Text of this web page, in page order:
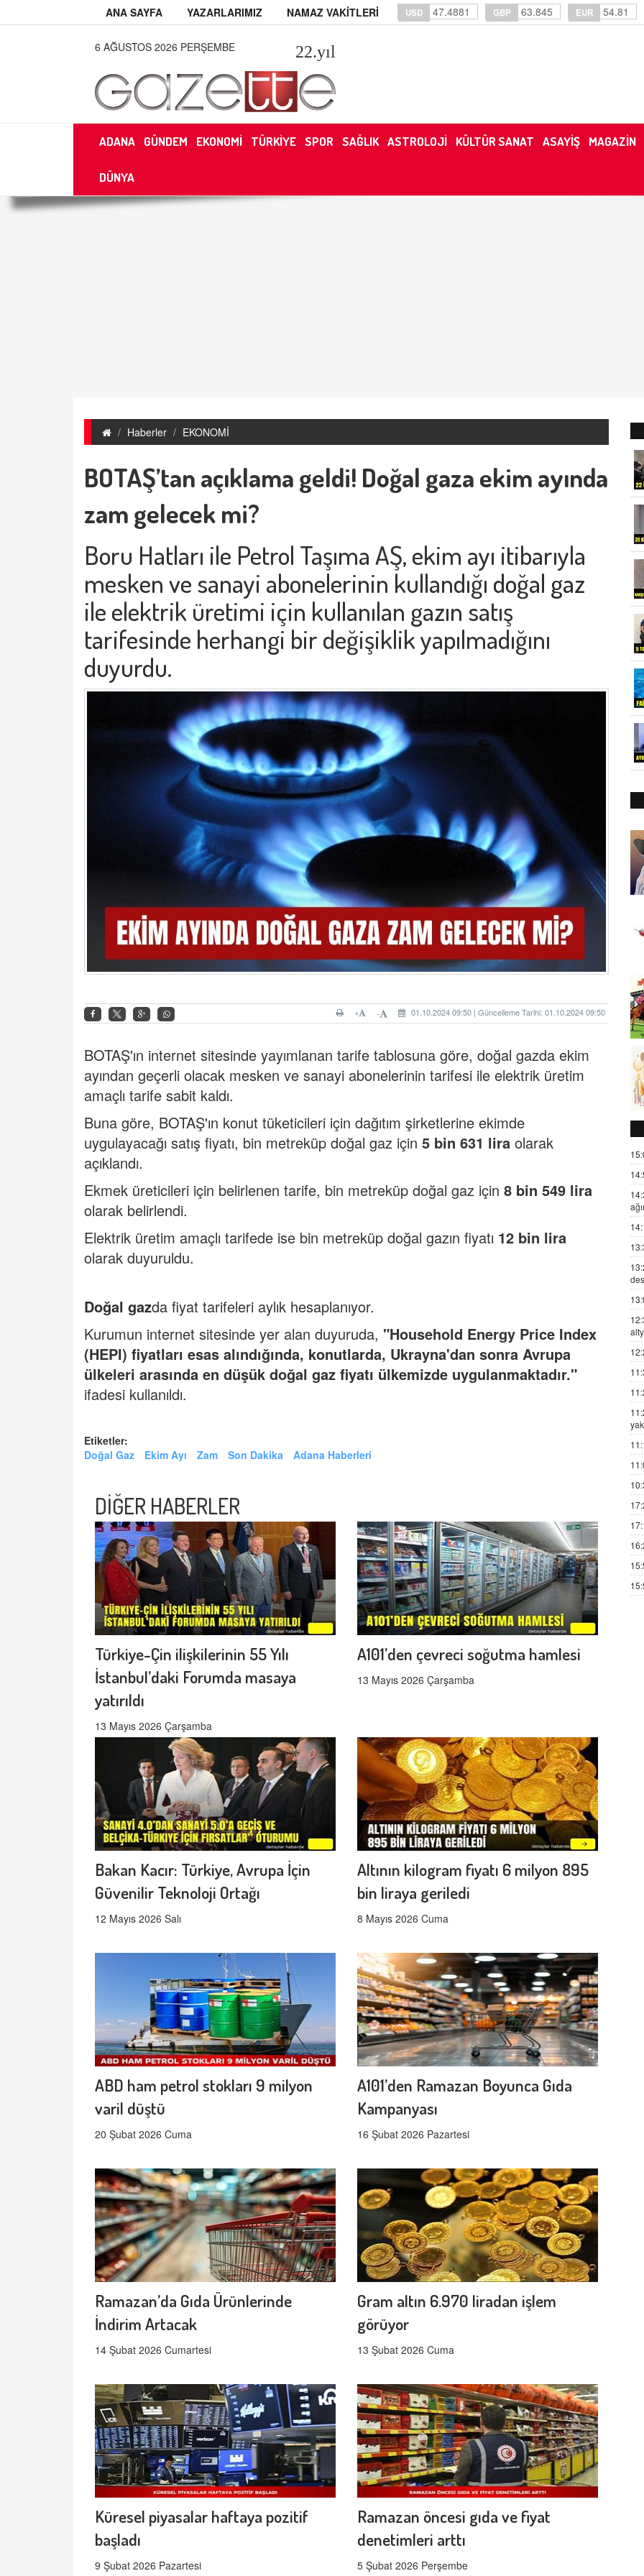
ANA SAYFA YAZARLARIMIZ NAMAZ VAKİTLERİ USD 47.4881 GBP 63.845 EUR 54.81
6 AĞUSTOS 2026 PERŞEMBE 22.yıl
ADANA GÜNDEM EKONOMİ TÜRKİYE SPOR SAĞLIK ASTROLOJİ KÜLTÜR SANAT ASAYİŞ MAGAZİN
DÜNYA
Haberler EKONOMİ
BOTAŞ’tan açıklama geldi! Doğal gaza ekim ayında
zam gelecek mi?
Boru Hatları ile Petrol Taşıma AŞ, ekim ayı itibarıyla
mesken ve sanayi abonelerinin kullandığı doğal gaz
ile elektrik üretimi için kullanılan gazın satış
tarifesinde herhangi bir değişiklik yapılmadığını
duyurdu.
01.10.2024 09:50 | Güncelleme Tarihi: 01.10.2024 09:50
-
+
BOTAŞ'ın internet sitesinde yayımlanan tarife tablosuna göre, doğal gazda ekim
ayından geçerli olacak mesken ve sanayi abonelerinin tarifesi ile elektrik üretim
amaçlı tarife sabit kaldı.
Buna göre, BOTAŞ'ın konut tüketicileri için dağıtım şirketlerine ekimde
uygulayacağı satış fiyatı, bin metreküp doğal gaz için 5 bin 631 lira olarak
açıklandı.
Ekmek üreticileri için belirlenen tarife, bin metreküp doğal gaz için 8 bin 549 lira
olarak belirlendi.
Elektrik üretim amaçlı tarifede ise bin metreküp doğal gazın fiyatı 12 bin lira
olarak duyuruldu.
Doğal gazda fiyat tarifeleri aylık hesaplanıyor.
Kurumun internet sitesinde yer alan duyuruda, "Household Energy Price Index
(HEPI) fiyatları esas alındığında, konutlarda, Ukrayna'dan sonra Avrupa
ülkeleri arasında en düşük doğal gaz fiyatı ülkemizde uygulanmaktadır."
ifadesi kullanıldı.
Etiketler:
Doğal Gaz
Ekim Ayı Zam Son Dakika Adana Haberleri
DİĞER HABERLER
Türkiye-Çin ilişkilerinin 55 Yılı
İstanbul’daki Forumda masaya
yatırıldı
13 Mayıs 2026 Çarşamba
A101’den çevreci soğutma hamlesi
13 Mayıs 2026 Çarşamba
Bakan Kacır: Türkiye, Avrupa İçin
Güvenilir Teknoloji Ortağı
12 Mayıs 2026 Salı
Altının kilogram fiyatı 6 milyon 895
bin liraya geriledi
8 Mayıs 2026 Cuma
ABD ham petrol stokları 9 milyon
varil düştü
20 Şubat 2026 Cuma
A101’den Ramazan Boyunca Gıda
Kampanyası
16 Şubat 2026 Pazartesi
Ramazan’da Gıda Ürünlerinde
İndirim Artacak
14 Şubat 2026 Cumartesi
Gram altın 6.970 liradan işlem
görüyor
13 Şubat 2026 Cuma
Küresel piyasalar haftaya pozitif
başladı
9 Şubat 2026 Pazartesi
Ramazan öncesi gıda ve fiyat
denetimleri arttı
5 Şubat 2026 Perşembe